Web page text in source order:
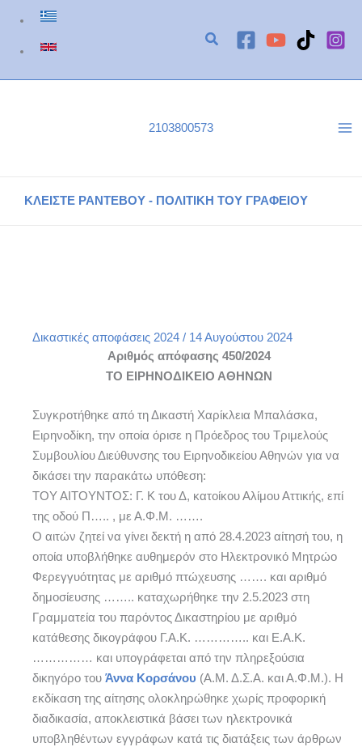
Μετάβαση
περιεχόμενο
2103800573
ΚΛΕΙΣΤΕ ΡΑΝΤΕΒΟΥ - ΠΟΛΙΤΙΚΗ ΤΟΥ ΓΡΑΦΕΙΟΥ
Δικαστικές αποφάσεις 2024 / 14 Αυγούστου 2024
Αριθμός απόφασης 450/2024
ΤΟ ΕΙΡΗΝΟΔΙΚΕΙΟ ΑΘΗΝΩΝ
Συγκροτήθηκε από τη Δικαστή Χαρίκλεια Μπαλάσκα,
Ειρηνοδίκη, την οποία όρισε η Πρόεδρος του Τριμελούς
Συμβουλίου Διεύθυνσης του Ειρηνοδικείου Αθηνών για να
δικάσει την παρακάτω υπόθεση:
ΤΟΥ ΑΙΤΟΥΝΤΟΣ: Γ. Κ του Δ, κατοίκου Αλίμου Αττικής, επί
της οδού Π….. , με Α.Φ.Μ. …….
Ο αιτών ζητεί να γίνει δεκτή η από 28.4.2023 αίτησή του, η
οποία υποβλήθηκε αυθημερόν στο Ηλεκτρονικό Μητρώο
Φερεγγυότητας με αριθμό πτώχευσης ……. και αριθμό
δημοσίευσης …….. καταχωρήθηκε την 2.5.2023 στη
Γραμματεία του παρόντος Δικαστηρίου με αριθμό
κατάθεσης δικογράφου Γ.Α.Κ. ………….. και Ε.Α.Κ.
…………… και υπογράφεται από την πληρεξούσια
δικηγόρο του Άννα Κορσάνου (Α.Μ. Δ.Σ.Α. και Α.Φ.Μ.). Η
εκδίκαση της αίτησης ολοκληρώθηκε χωρίς προφορική
διαδικασία, αποκλειστικά βάσει των ηλεκτρονικά
υποβληθέντων εγγράφων κατά τις διατάξεις των άρθρων